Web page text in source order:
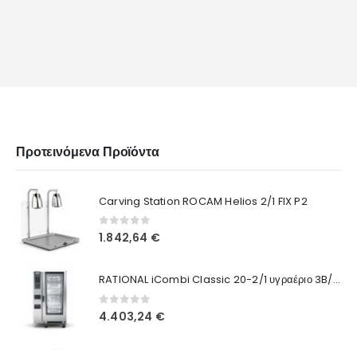
Προτεινόμενα Προϊόντα
Carving Station ROCAM Helios 2/1 FIX P2
0 out of 5
1.842,64 €
RATIONAL iCombi Classic 20-2/1 υγραέριο 3B/P CG2GRRA.0001541
0 out of 5
4.403,24 €